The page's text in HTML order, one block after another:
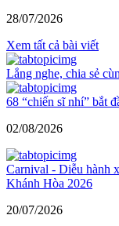
28/07/2026
Xem tất cả bài viết
Lắng nghe, chia sẻ
68 “chiến sĩ nhí” bắt
02/08/2026
Carnival - Diễu hành
Khánh Hòa 2026
20/07/2026